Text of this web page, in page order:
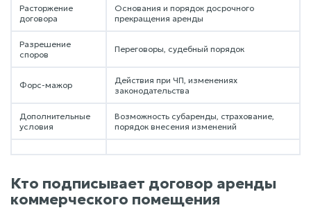
Расторжение
договора
Основания и порядок досрочного
прекращения аренды
Разрешение
споров
Переговоры, судебный порядок
Форс-мажор
Действия при ЧП, изменениях
законодательства
Дополнительные
условия
Возможность субаренды, страхование,
порядок внесения изменений
Кто подписывает договор аренды
коммерческого помещения